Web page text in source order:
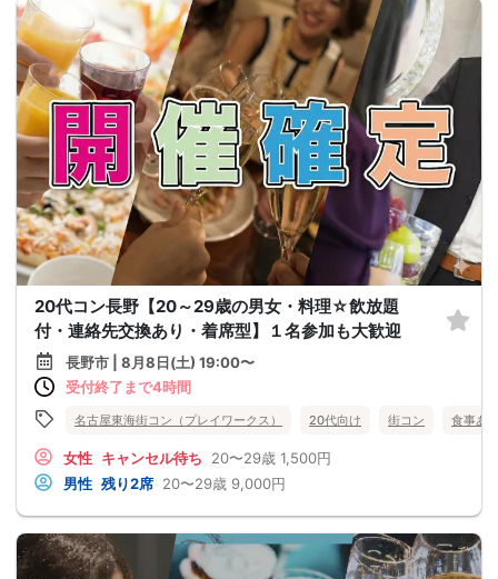
20代コン長野【20～29歳の男女・料理☆飲放題
付・連絡先交換あり・着席型】１名参加も大歓迎
長野市 | 8月8日(土) 19:00〜
受付終了まで4時間
名古屋東海街コン（プレイワークス） 20代向け 街コン 食事あ
女性 キャンセル待ち 20〜29歳 1,500円
男性 残り2席 20〜29歳 9,000円